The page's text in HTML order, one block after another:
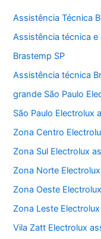
Assistência Técnica
Assistência técnica
Brastemp SP
Assistência técnica
grande São Paulo
São Paulo Electrolux
Zona Centro
Zona Sul Electrolux
Zona Norte
Zona Oeste
Zona Leste
Vila Zatt Electrolux